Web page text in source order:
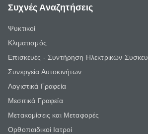
Συχνές Αναζητήσεις
Ψυκτικοί
Κλιματισμός
Επισκευές - Συντήρηση Ηλεκτρικών
Συνεργεία Αυτοκινήτων
Λογιστικά Γραφεία
Μεσιτικά Γραφεία
Μετακομίσεις και Μεταφορές
Ορθοπαιδικοί Ιατροί